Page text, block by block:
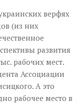
верфях
(из них
развития
рабочих мест.
Ассоциации
А это
рабочее место в